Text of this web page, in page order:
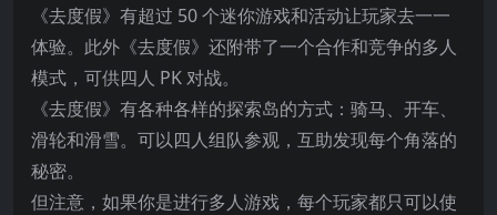
《去度假》有超过 50 个迷你游戏和活动让玩家去一一
体验。此外《去度假》还附带了一个合作和竞争的多人
模式，可供四人 PK 对战。
《去度假》有各种各样的探索岛的方式：骑马、开车、
滑轮和滑雪。可以四人组队参观，互助发现每个角落的
秘密。
但注意，如果你是进行多人游戏，每个玩家都只可以使